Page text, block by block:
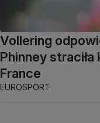
Vollering
Phinney
France
EUROSPORT